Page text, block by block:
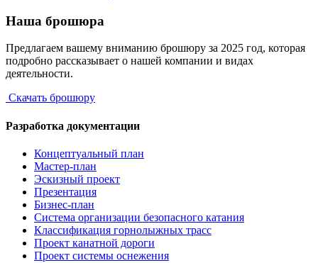
Наша брошюра
Предлагаем вашему вниманию брошюру за 2025 год, которая
подробно рассказывает о нашей компании и видах
деятельности.
Скачать брошюру
Разработка документации
Концептуальный план
Мастер-план
Эскизный проект
Презентация
Бизнес-план
Система организации безопасного катания
Классификация горнолыжных трасс
Проект канатной дороги
Проект системы оснежения